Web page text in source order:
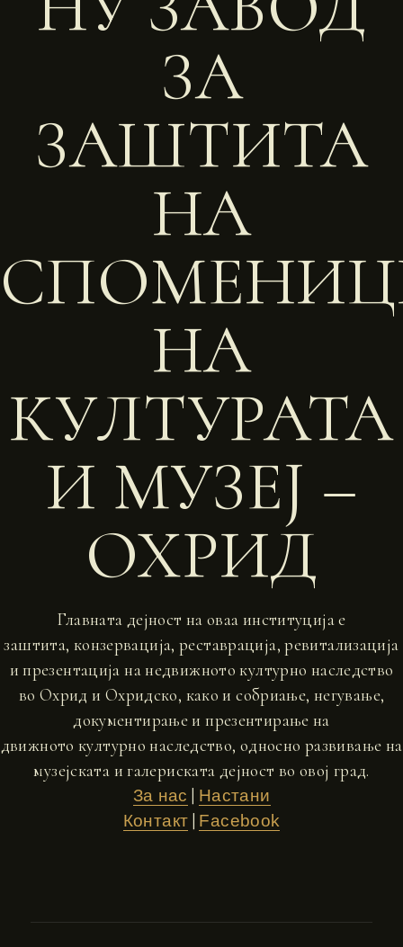
ЗА
ЗАШТИТА
НА
НА
КУЛТУРАТА
И МУЗЕЈ –
ОХРИД
Главната дејност на оваа институција е
заштита, конзервација, реставрација, ревитализација
и презентација на недвижното културно наследство
во Охрид и Охридско, како и собриање, негување,
документирање и презентирање на
движното културно наследство, односно развивање на
музејската и галериската дејност во овој град.
За нас | Настани
Контакт | Facebook